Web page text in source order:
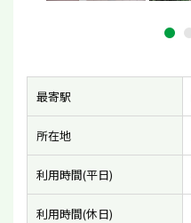
最寄駅
所在地
利用時間(平日)
利用時間(休日)